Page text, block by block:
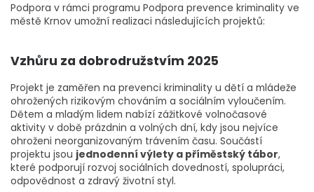
Podpora v rámci programu Podpora prevence kriminality ve
městě Krnov umožní realizaci následujících projektů:
Vzhůru za dobrodružstvím 2025
Projekt je zaměřen na prevenci kriminality u dětí a mládeže
ohrožených rizikovým chováním a sociálním vyloučením.
Dětem a mladým lidem nabízí zážitkové volnočasové
aktivity v době prázdnin a volných dní, kdy jsou nejvíce
ohroženi neorganizovaným trávením času. Součástí
projektu jsou jednodenní výlety a příměstský tábor,
které podporují rozvoj sociálních dovedností, spolupráci,
odpovědnost a zdravý životní styl.